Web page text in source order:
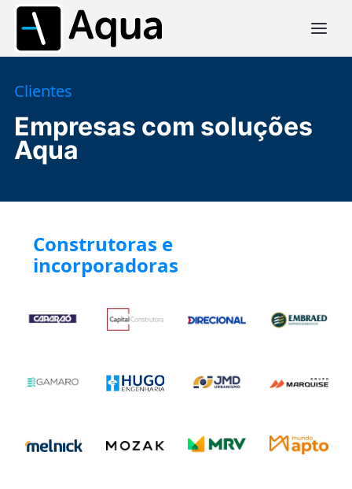
Clientes
Empresas com soluções
Aqua
Construtoras e
incorporadoras